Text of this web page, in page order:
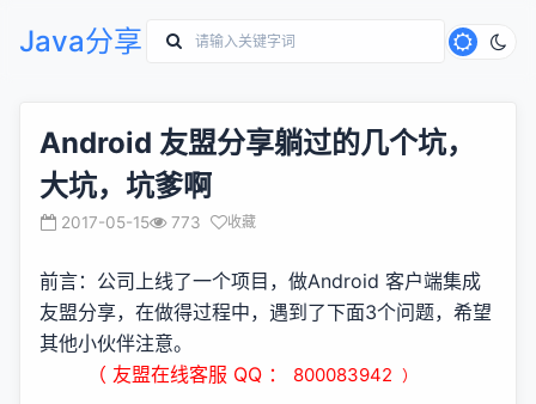
Java分享
Android 友盟分享躺过的几个坑，
大坑，坑爹啊
2017-05-15 773 收藏
前言：公司上线了一个项目，做Android 客户端集成
友盟分享，在做得过程中，遇到了下面3个问题，希望
其他小伙伴注意。
（ 友盟在线客服 QQ ： 800083942 ）